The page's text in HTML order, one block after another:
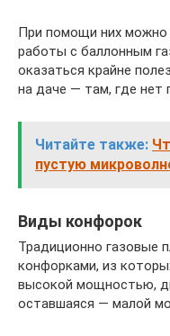
При помощи них можно
работы с баллонным
оказаться крайне
на даче — там, где нет
Читайте также:
пустую
Виды конфорок
Традиционно газовые
конфорками, из
высокой мощностью,
оставшаяся — малой